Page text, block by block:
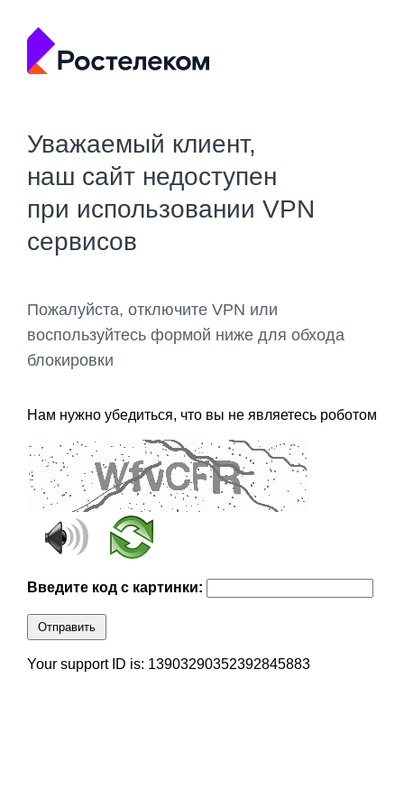
Уважаемый клиент,
наш сайт недоступен
при использовании VPN
сервисов
Пожалуйста, отключите VPN или
воспользуйтесь формой ниже для обхода
блокировки
Нам нужно убедиться, что вы не являетесь роботом
Введите код с картинки:
Отправить
Your support ID is: 13903290352392845883